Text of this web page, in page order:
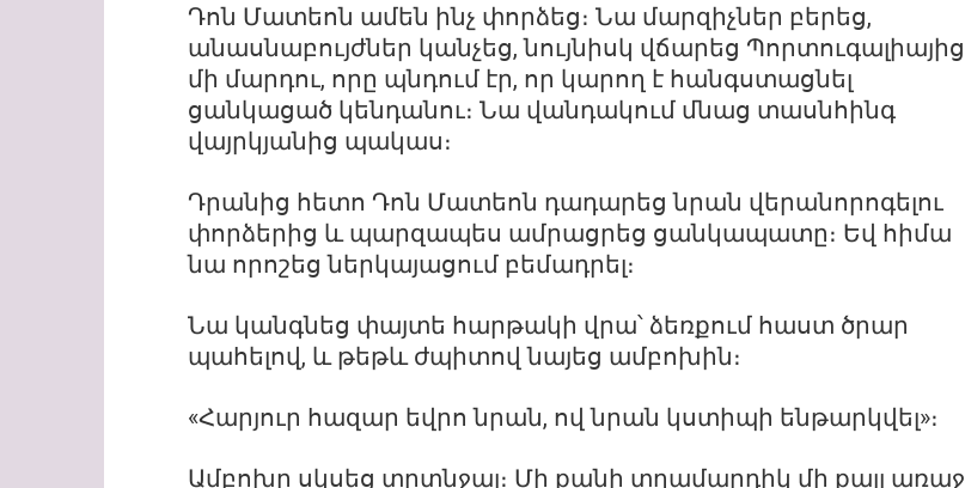
Դոն Մատեոն ամեն ինչ փորձեց։ Նա մարզիչներ բերեց,
անասնաբույժներ կանչեց, նույնիսկ վճարեց Պորտուգալիայից
մի մարդու, որը պնդում էր, որ կարող է հանգստացնել
ցանկացած կենդանու։ Նա վանդակում մնաց տասնհինգ
վայրկյանից պակաս։
Դրանից հետո Դոն Մատեոն դադարեց նրան վերանորոգելու
փորձերից և պարզապես ամրացրեց ցանկապատը։ Եվ հիմա
նա որոշեց ներկայացում բեմադրել։
Նա կանգնեց փայտե հարթակի վրա՝ ձեռքում հաստ ծրար
պահելով, և թեթև ժպիտով նայեց ամբոխին։
«Հարյուր հազար եվրո նրան, ով նրան կստիպի ենթարկվել»։
Ամբոխը սկսեց տրտնջալ։ Մի քանի տղամարդիկ մի քայլ առաջ